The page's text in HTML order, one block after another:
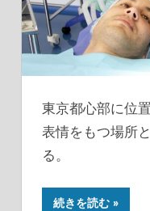
東京都心部に位
表情をもつ場所
る。
続きを読む